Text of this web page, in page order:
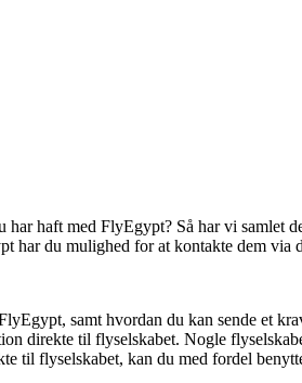
haft med FlyEgypt? Så har vi samlet
har du mulighed for at kontakte dem
samt hvordan du kan sende et
direkte til flyselskabet. Nogle
til flyselskabet, kan du med fordel